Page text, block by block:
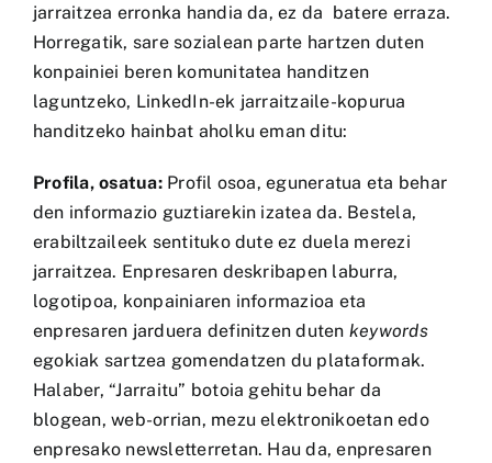
jarraitzea erronka handia da, ez da batere erraza.
Horregatik, sare sozialean parte hartzen duten
konpainiei beren komunitatea handitzen
laguntzeko, LinkedIn-ek jarraitzaile-kopurua
handitzeko hainbat aholku eman ditu:
Profila, osatua:Profil osoa, eguneratua eta behar
den informazio guztiarekin izatea da. Bestela,
erabiltzaileek sentituko dute ez duela merezi
jarraitzea. Enpresaren deskribapen laburra,
logotipoa, konpainiaren informazioa eta
enpresaren jarduera definitzen duten keywords
egokiak sartzea gomendatzen du plataformak.
Halaber, “Jarraitu” botoia gehitu behar da
blogean, web-orrian, mezu elektronikoetan edo
enpresako newsletterretan. Hau da, enpresaren